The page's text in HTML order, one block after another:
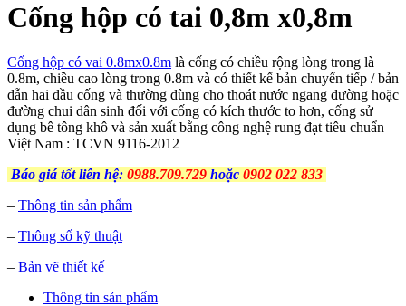
Cống hộp có tai 0,8m x0,8m
Cống hộp có vai 0.8mx0.8m là cống có chiều rộng lòng trong là
0.8m, chiều cao lòng trong 0.8m và có thiết kế bản chuyển tiếp / bản
dẫn hai đầu cống và thường dùng cho thoát nước ngang đường hoặc
đường chui dân sinh đối với cống có kích thước to hơn, cống sử
dụng bê tông khô và sản xuất bằng công nghệ rung đạt tiêu chuẩn
Việt Nam : TCVN 9116-2012
Báo giá tốt liên hệ: 0988.709.729 hoặc 0902 022 833
– Thông tin sản phẩm
– Thông số kỹ thuật
– Bản vẽ thiết kế
Thông tin sản phẩm